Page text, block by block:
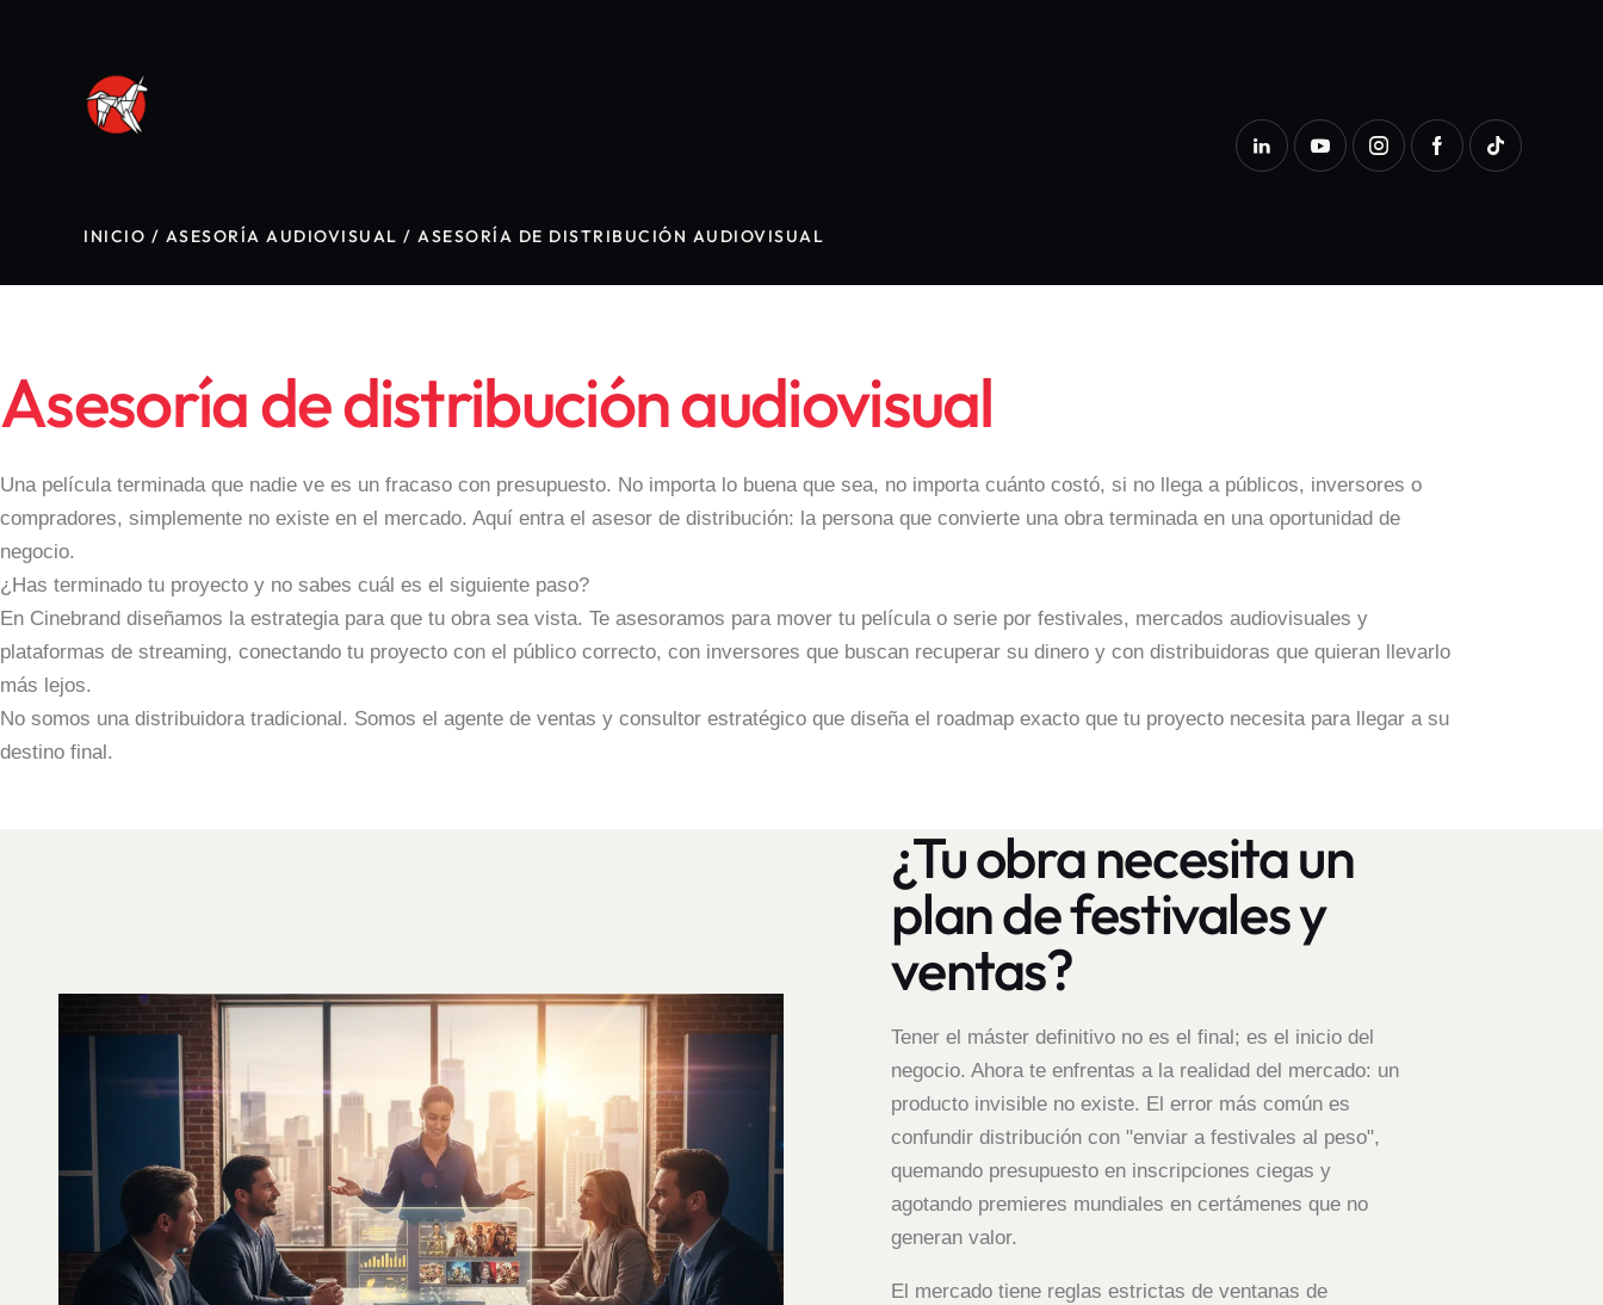
INICIO / ASESORÍA AUDIOVISUAL / ASESORÍA DE DISTRIBUCIÓN AUDIOVISUAL
Asesoría de distribución audiovisual
Una película terminada que nadie ve es un fracaso con presupuesto. No importa lo buena que sea, no importa cuánto costó, si no llega a públicos, inversores o
compradores, simplemente no existe en el mercado. Aquí entra el asesor de distribución: la persona que convierte una obra terminada en una oportunidad de
negocio.
¿Has terminado tu proyecto y no sabes cuál es el siguiente paso?
En Cinebrand diseñamos la estrategia para que tu obra sea vista. Te asesoramos para mover tu película o serie por festivales, mercados audiovisuales y
plataformas de streaming, conectando tu proyecto con el público correcto, con inversores que buscan recuperar su dinero y con distribuidoras que quieran llevarlo
más lejos.
No somos una distribuidora tradicional. Somos el agente de ventas y consultor estratégico que diseña el roadmap exacto que tu proyecto necesita para llegar a su
destino final.
¿Tu obra necesita un
plan de festivales y
ventas?
Tener el máster definitivo no es el final; es el inicio del
negocio. Ahora te enfrentas a la realidad del mercado: un
producto invisible no existe. El error más común es
confundir distribución con "enviar a festivales al peso",
quemando presupuesto en inscripciones ciegas y
agotando premieres mundiales en certámenes que no
generan valor.
El mercado tiene reglas estrictas de ventanas de